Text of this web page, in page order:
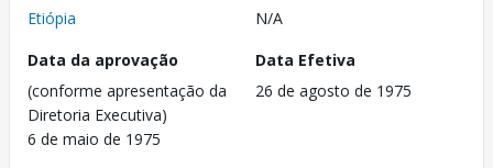
Etiópia
N/A
Data da aprovação
(conforme apresentação da
Diretoria Executiva)
6 de maio de 1975
Data Efetiva
26 de agosto de 1975